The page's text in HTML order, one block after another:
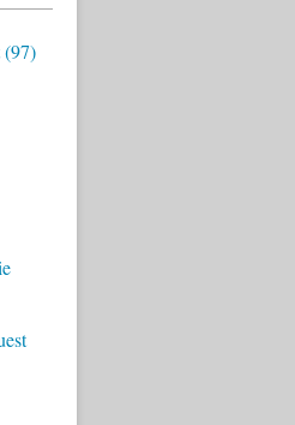
(97)